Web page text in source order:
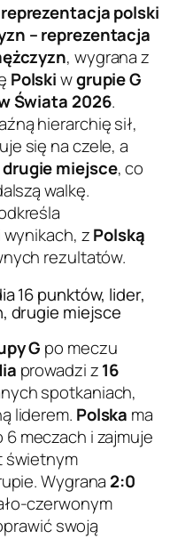
polski
– reprezentacja
, wygrana z
Polskiwgrupie G
Świata 2026.
hierarchię sił,
się na czele, a
drugie miejsce, co
walkę.
zPolską
rezultatów.
16 punktów, lider,
drugie miejsce
G po meczu
prowadzi z16
spotkaniach,
liderem. Polska ma
meczach i zajmuje
świetnym
Wygrana 2:0
czerwonym
swoją